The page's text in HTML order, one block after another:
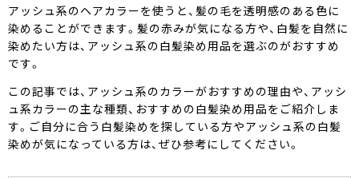
商品比較表
おすすめアイテム診断
スペシャルコンテンツ
SELF COLORING STUDIO
アッシュ系のヘアカラーを使うと、髪の毛を透明感のある色に
染めることができます。髪の赤みが気になる方や、白髪を自然に
染めたい方は、アッシュ系の白髪染め用品を選ぶのがおすすめ
です。
この記事では、アッシュ系のカラーがおすすめの理由や、アッシ
ュ系カラーの主な種類、おすすめの白髪染め用品をご紹介しま
す。ご自分に合う白髪染めを探している方やアッシュ系の白髪
染めが気になっている方は、ぜひ参考にしてください。